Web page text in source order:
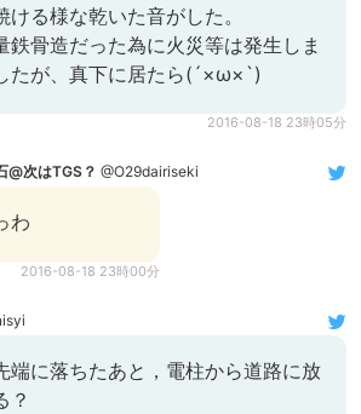
ける様な乾いた音がした。
鉄骨造だった為に火災等は発生しま
たが、真下に居たら(´×ω×`)
2016-08-18 23時05分
@次はTGS？ @O29dairiseki
わ
2016-08-18 23時00分
端に落ちたあと，電柱から道路に放
？